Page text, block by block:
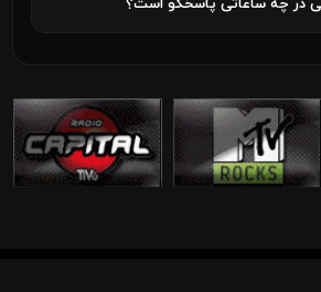
در چه ساعاتی پاسخگو است؟